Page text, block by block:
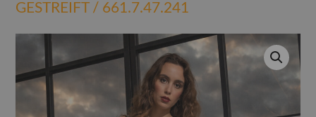
GESTREIFT / 661.7.47.241